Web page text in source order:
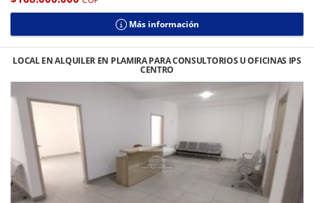
Más información
LOCAL EN ALQUILER EN PLAMIRA PARA CONSULTORIOS U OFICINAS IPS
CENTRO